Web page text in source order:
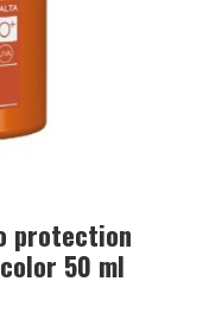
protection
50 ml